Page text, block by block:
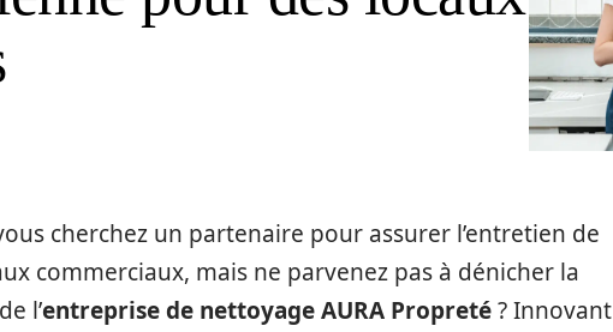
cherchez un partenaire pour assurer l’entretien de
commerciaux, mais ne parvenez pas à dénicher la
l’entreprise de nettoyage AURA Propreté? Innovant